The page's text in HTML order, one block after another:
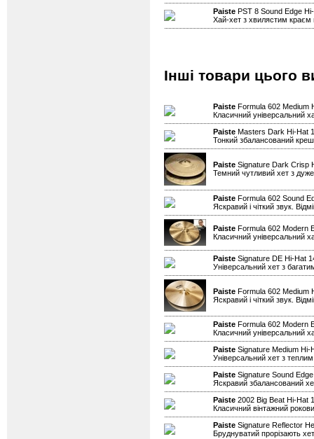
Paiste PST 8 Sound Edge
Хай-хет з хвилястим краєм
Інші товари цього
Paiste Formula 602 Medium
Класичний універсальний
Paiste Masters Dark Hi-Hat
Тонкий збалансований креш
Paiste Signature Dark Crisp
Темний чутливий хет з
Paiste Formula 602 Sound
Яскравий і чіткий звук.
Paiste Formula 602 Modern
Класичний універсальний
Paiste Signature DE Hi-Hat
Універсальний хет з
Paiste Formula 602 Medium
Яскравий і чіткий звук.
Paiste Formula 602 Modern
Класичний універсальний
Paiste Signature Medium Hi-
Універсальний хет з
Paiste Signature Sound
Яскравий збалансований
Paiste 2002 Big Beat Hi-Hat
Класичний вінтажний
Paiste Signature Reflector
Бруднуватий прорізають